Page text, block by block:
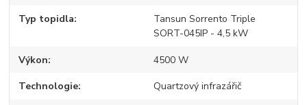
Typ topidla
Tansun Sorrento Triple
SORT-045IP - 4,5 kW
Výkon 4500 W
Technologie Quartzový infrazářič